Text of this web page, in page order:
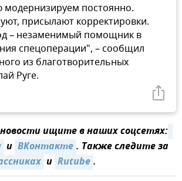
модернизируем постоянно.
присылают корректировки.
– незаменимый помощник в
спецоперации", – сообщил
из благотворительных
Руге.
ищите в наших соцсетях:
и ВКонтакте. Также следите за
и Rutube.